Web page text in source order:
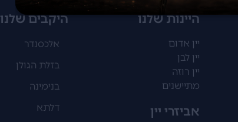
היינות שלנו
יין אדום
יין לבן
יין רוזה
מתיישנים
אביזרי יין
היקבים שלנו
אלכסנדר
בזלת הגולן
בנימינה
דלתא